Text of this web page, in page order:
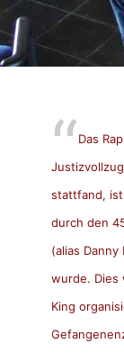
Das
stattfand,
durch den
(alias
wurde. Dies
King